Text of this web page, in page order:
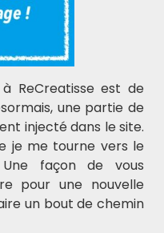
mail ci-dessous.
pas publiée.
à ReCreatisse est de
une partie de
injecté dans le site.
je me tourne vers le
façon de vous
pour une nouvelle
un bout de chemin